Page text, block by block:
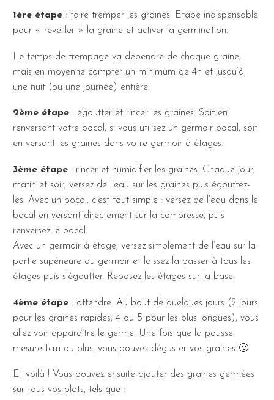
1ère étape : faire tremper les graines. Etape indispensable
pour « réveiller » la graine et activer la germination.
Le temps de trempage va dépendre de chaque graine,
mais en moyenne compter un minimum de 4h et jusqu’à
une nuit (ou une journée) entière.
2ème étape : égoutter et rincer les graines. Soit en
renversant votre bocal, si vous utilisez un germoir bocal, soit
en versant les graines dans votre germoir à étages.
3ème étape : rincer et humidifier les graines. Chaque jour,
matin et soir, versez de l’eau sur les graines puis égouttez-
les. Avec un bocal, c’est tout simple : versez de l’eau dans le
bocal en versant directement sur la compresse, puis
renversez le bocal.
Avec un germoir à étage, versez simplement de l’eau sur la
partie supérieure du germoir et laissez la passer à tous les
étages puis s’égoutter. Reposez les étages sur la base.
4ème étape : attendre. Au bout de quelques jours (2 jours
pour les graines rapides, 4 ou 5 pour les plus longues), vous
allez voir apparaître le germe. Une fois que la pousse
mesure 1cm ou plus, vous pouvez déguster vos graines 🙂
Et voilà ! Vous pouvez ensuite ajouter des graines germées
sur tous vos plats, tels que :